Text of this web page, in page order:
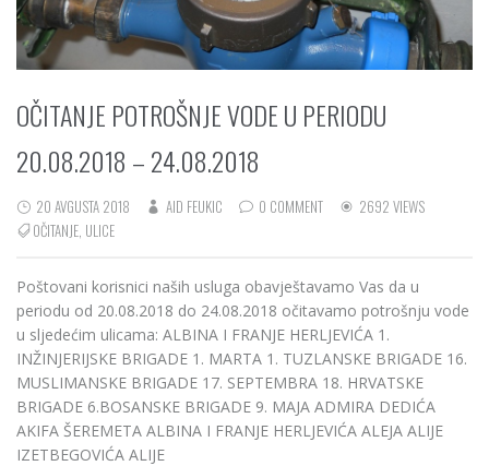
OČITANJE POTROŠNJE VODE U PERIODU
20.08.2018 – 24.08.2018
20 AVGUSTA 2018 AID FEUKIC 0 COMMENT
2692 VIEWS
OČITANJE ULICE
Poštovani korisnici naših usluga obavještavamo Vas da u
periodu od 20.08.2018 do 24.08.2018 očitavamo potrošnju vode
u sljedećim ulicama: ALBINA I FRANJE HERLJEVIĆA 1.
INŽINJERIJSKE BRIGADE 1. MARTA 1. TUZLANSKE BRIGADE 16.
MUSLIMANSKE BRIGADE 17. SEPTEMBRA 18. HRVATSKE
BRIGADE 6.BOSANSKE BRIGADE 9. MAJA ADMIRA DEDIĆA
AKIFA ŠEREMETA ALBINA I FRANJE HERLJEVIĆA ALEJA ALIJE
IZETBEGOVIĆA ALIJE